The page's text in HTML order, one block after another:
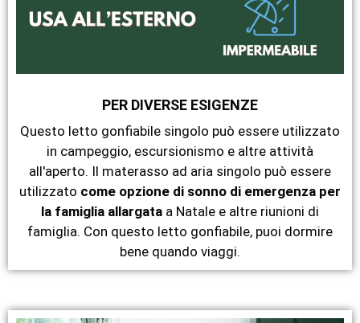
PER DIVERSE ESIGENZE
Questo letto gonfiabile singolo può essere utilizzato
in campeggio, escursionismo e altre attività
all'aperto. Il materasso ad aria singolo può essere
utilizzato come opzione di sonno di emergenza per
la famiglia allargata a Natale e altre riunioni di
famiglia. Con questo letto gonfiabile, puoi dormire
bene quando viaggi.